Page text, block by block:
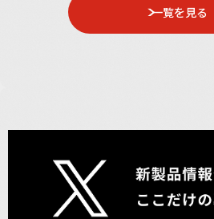
一覧を見る